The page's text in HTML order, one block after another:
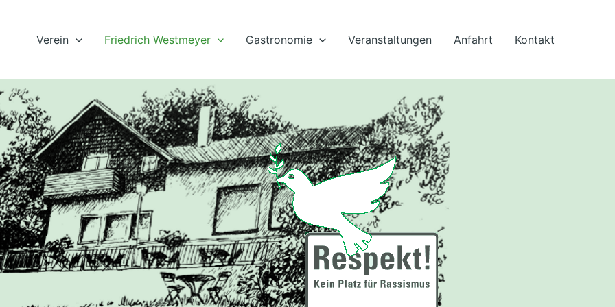
Verein Friedrich Westmeyer Gastronomie Veranstaltungen Anfahrt Kontakt